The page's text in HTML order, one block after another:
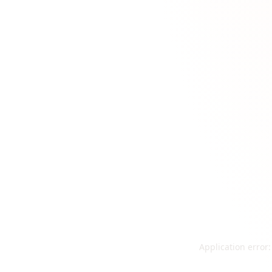
Application